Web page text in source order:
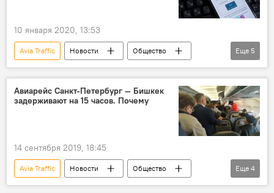
10 января 2020, 13:53
Avia Traffic Новости
Общество
Кыргызстан
Стамбул
компания
самолет
рейс
Еще 5
Авиарейс Санкт-Петербург — Бишкек
задерживают на 15 часов. Почему
14 сентября 2019, 18:45
Avia Traffic Новости
Общество
Кыргызстан
рейс
причина
Еще 4